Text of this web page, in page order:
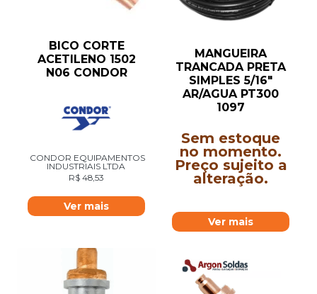
BICO CORTE
ACETILENO 1502
N06 CONDOR
CONDOR EQUIPAMENTOS
INDUSTRIAIS LTDA
R$ 48,53
Ver mais
MANGUEIRA
TRANCADA PRETA
SIMPLES 5/16″
AR/AGUA PT300
1097
Sem estoque
no momento.
Preço sujeito a
alteração.
Ver mais